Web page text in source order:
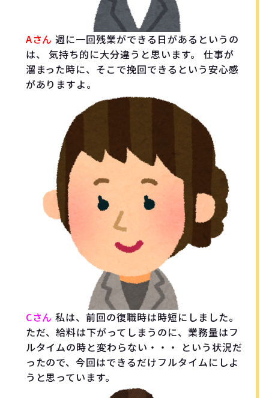
Aさん 週に一回残業ができる日があるというの
は、 気持ち的に大分違うと思います。 仕事が
溜まった時に、そこで挽回できるという安心感
がありますよ。
Cさん 私は、前回の復職時は時短にしました。
ただ、給料は下がってしまうのに、業務量はフ
ルタイムの時と変わらない・・・ という状況だ
ったので、今回はできるだけフルタイムにしよ
うと思っています。